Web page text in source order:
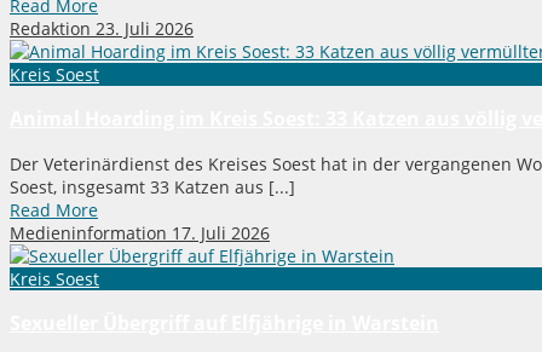
Read More
Redaktion 23. Juli 2026
Kreis Soest
Der Veterinärdienst des Kreises Soest hat in der vergangenen
Soest, insgesamt 33 Katzen aus [...]
Read More
Medieninformation 17. Juli 2026
Kreis Soest